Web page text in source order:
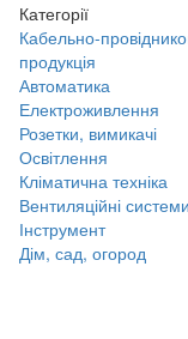
Категорії
Кабельно-
продукція
Автоматика
Електроживлення
Розетки, вимикачі
Освітлення
Кліматична техніка
Вентиляційні
Інструмент
Дім, сад, огород